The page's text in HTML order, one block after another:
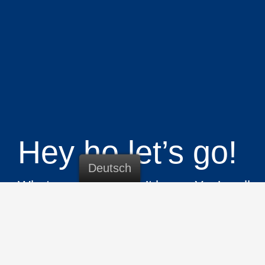
Hey holet’s go!
What you want, I don’t know. You’re all
Deutsch